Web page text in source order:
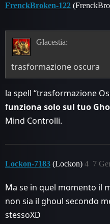
FrenckBroken-122
Glacestia:
trasformazione oscura
la spell “trasformazione
funziona solo sul tuo
Mind Controlli.
Lockon-7183 (Lockon) 7
4
Ma se in quel momento il
non sia il ghoul secondo
stessoXD